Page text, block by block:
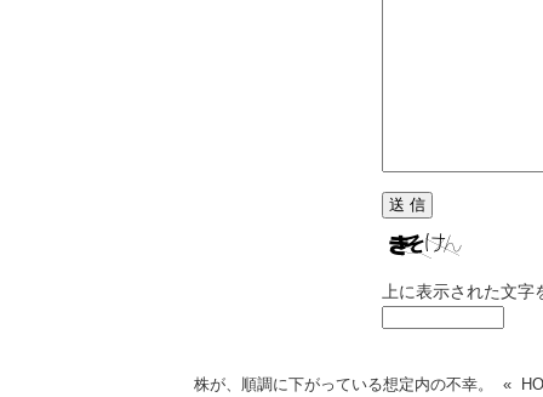
上に表示された文
株が、順調に下がっている想定内の不幸。
«